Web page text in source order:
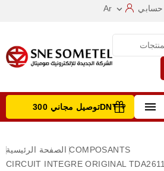
Ar  حسابي
 توصيل مجاني 300DNT +
الصفحة الرئيسية COMPOSANTS
CIRCUIT INTEGRE ORIGINAL TDA2611